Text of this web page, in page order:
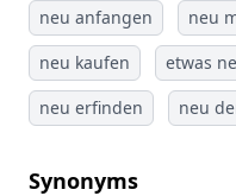
neu anfangen neu
neu kaufen
etwas
neu erfinden
neu
Synonyms